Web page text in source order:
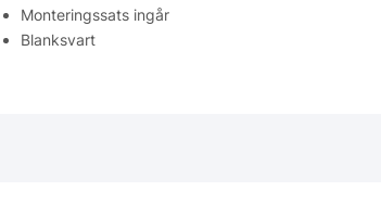
Monteringssats ingår
Blanksvart